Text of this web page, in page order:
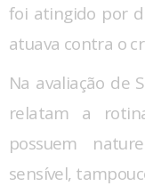
foi atingido por
atuava contra o
Na avaliação de
relatam a
possuem
sensível,